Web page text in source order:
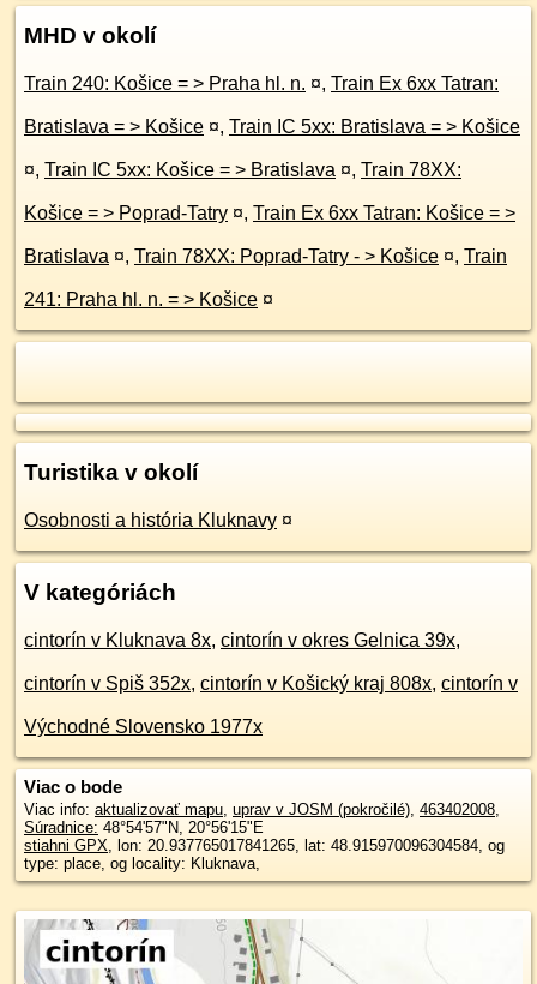
MHD v okolí
Train 240: Košice = > Praha hl. n. ¤, Train Ex 6xx Tatran:
Bratislava = > Košice ¤, Train IC 5xx: Bratislava = > Košice
¤, Train IC 5xx: Košice = > Bratislava ¤, Train 78XX:
Košice = > Poprad-Tatry ¤, Train Ex 6xx Tatran: Košice = >
Bratislava ¤, Train 78XX: Poprad-Tatry - > Košice ¤, Train
241: Praha hl. n. = > Košice ¤
Turistika v okolí
Osobnosti a história Kluknavy ¤
V kategóriách
cintorín v Kluknava 8x, cintorín v okres Gelnica 39x,
cintorín v Spiš 352x, cintorín v Košický kraj 808x, cintorín v
Východné Slovensko 1977x
Viac o bode
Viac info: aktualizovať mapu, uprav v JOSM (pokročilé), 463402008,
Súradnice: 48°54'57"N, 20°56'15"E
stiahni GPX, lon: 20.937765017841265, lat: 48.915970096304584, og
type: place, og locality: Kluknava,